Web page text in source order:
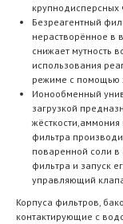
крупнодисперсных
Безреагентный
нерастворённое в
снижает мутность
использования
режиме с помощью
Ионообменный
загрузкой
фильтра
поваренной соли в
фильтра и запуск
управляющий
Корпуса фильтров,
контактирующие с